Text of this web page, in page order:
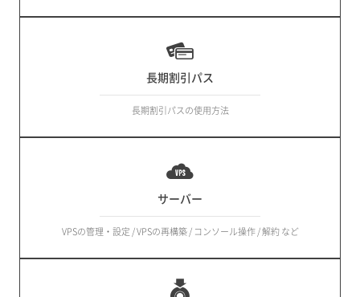
長期割引パス
長期割引パスの使用方法
サーバー
VPSの管理・設定 / VPSの再構築 / コンソール操作 / 解約 など